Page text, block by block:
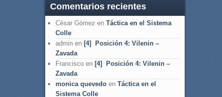
Comentarios recientes
César Gómez en Táctica en el Sistema
Colle
adminen [4] Posición 4: Vilenin –
Zavada
Franciscoen [4] Posición 4: Vilenin –
Zavada
monica quevedoen Táctica en el
Sistema Colle